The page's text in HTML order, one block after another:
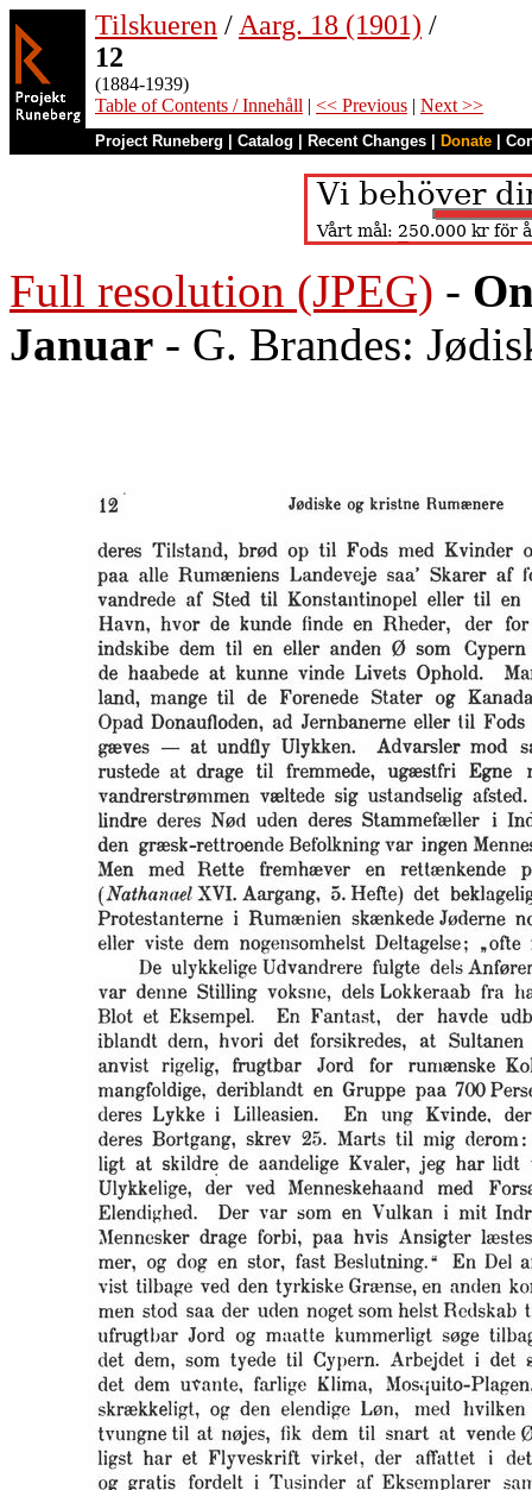
Tilskueren / Aarg. 18 (1901) /
12
(1884-1939)
Table of Contents / Innehåll | << Previous | Next >>
Project Runeberg Catalog Recent Changes Donate
Full resolution (JPEG) -
Januar - G. Brandes: